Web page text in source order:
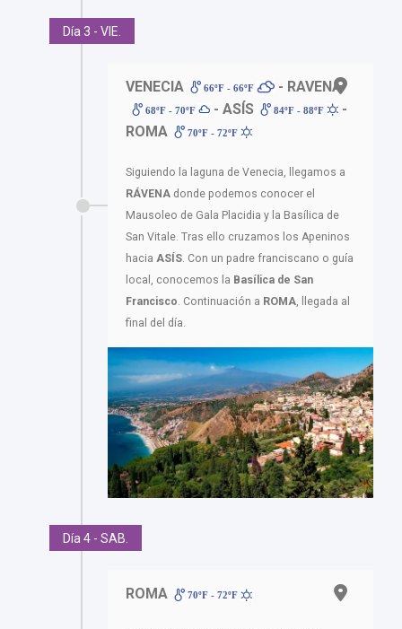
Día 3 - VIE.
VENECIA 66ºF - 66ºF - RAVENA
68ºF - 70ºF - ASÍS 84ºF - 88ºF
-
ROMA
70ºF - 72ºF
Siguiendo la laguna de Venecia, llegamos a
RÁVENA donde podemos conocer el
Mausoleo de Gala Placidia y la Basílica de
San Vitale. Tras ello cruzamos los Apeninos
hacia ASÍS . Con un padre franciscano o guía
local, conocemos la Basílica de San
Francisco . Continuación a ROMA , llegada al
final del día.
Día 4 - SAB.
ROMA 70ºF - 72ºF